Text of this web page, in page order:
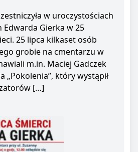
w uroczystościach
Edwarda Gierka w 25
25 lipca kilkaset osób
grobie na cmentarzu w
m.in. Maciej Gadczek
„Pokolenia”, który wystąpił
[…]